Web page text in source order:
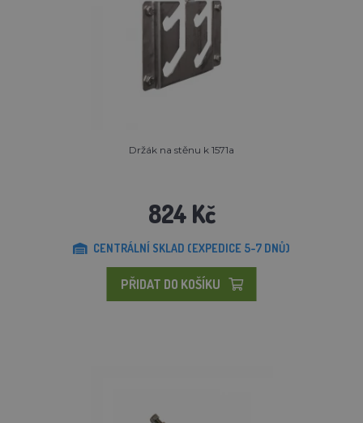
Držák na stěnu k 1571a
824 Kč
CENTRÁLNÍ SKLAD (EXPEDICE 5-7 DNŮ)
PŘIDAT DO KOŠÍKU